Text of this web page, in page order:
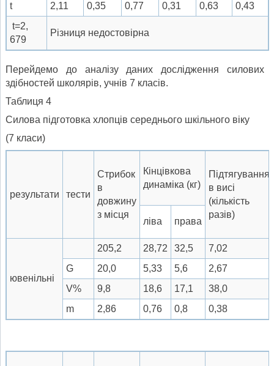
t 2,11 0,35 0,77 0,31 0,63
0,43
t=2,
679
Різниця недостовірна
Перейдемо до аналізу даних дослідження силових
здібностей школярів, учнів 7 класів.
Таблиця 4
Силова підготовка хлопців середнього шкільного віку
(7 класи)
результати тести
Стрибок
в
довжину
з місця
Кінцівкова
динаміка (кг)
Підтягування
в висі
(кількість
разів)
ліва права
ювенільні
205,2 28,72 32,5
7,02
G
20,0 5,33 5,6
2,67
V%
9,8 18,6 17,1
38,0
m
2,86 0,76 0,8 0,38